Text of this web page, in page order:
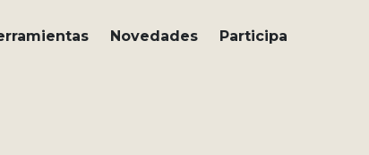
Novedades Participa